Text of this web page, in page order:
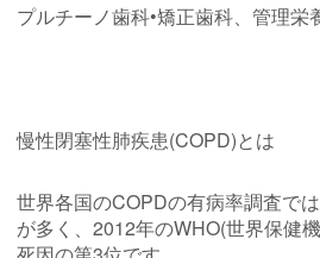
プルチーノ歯科•矯正歯科、管理栄
慢性閉塞性肺疾患(COPD)とは
世界各国のCOPDの有病率調査で
が多く、2012年のWHO(世界保健